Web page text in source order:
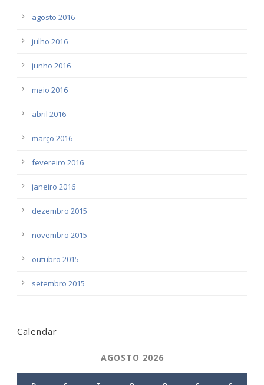
agosto 2016
julho 2016
junho 2016
maio 2016
abril 2016
março 2016
fevereiro 2016
janeiro 2016
dezembro 2015
novembro 2015
outubro 2015
setembro 2015
Calendar
AGOSTO 2026